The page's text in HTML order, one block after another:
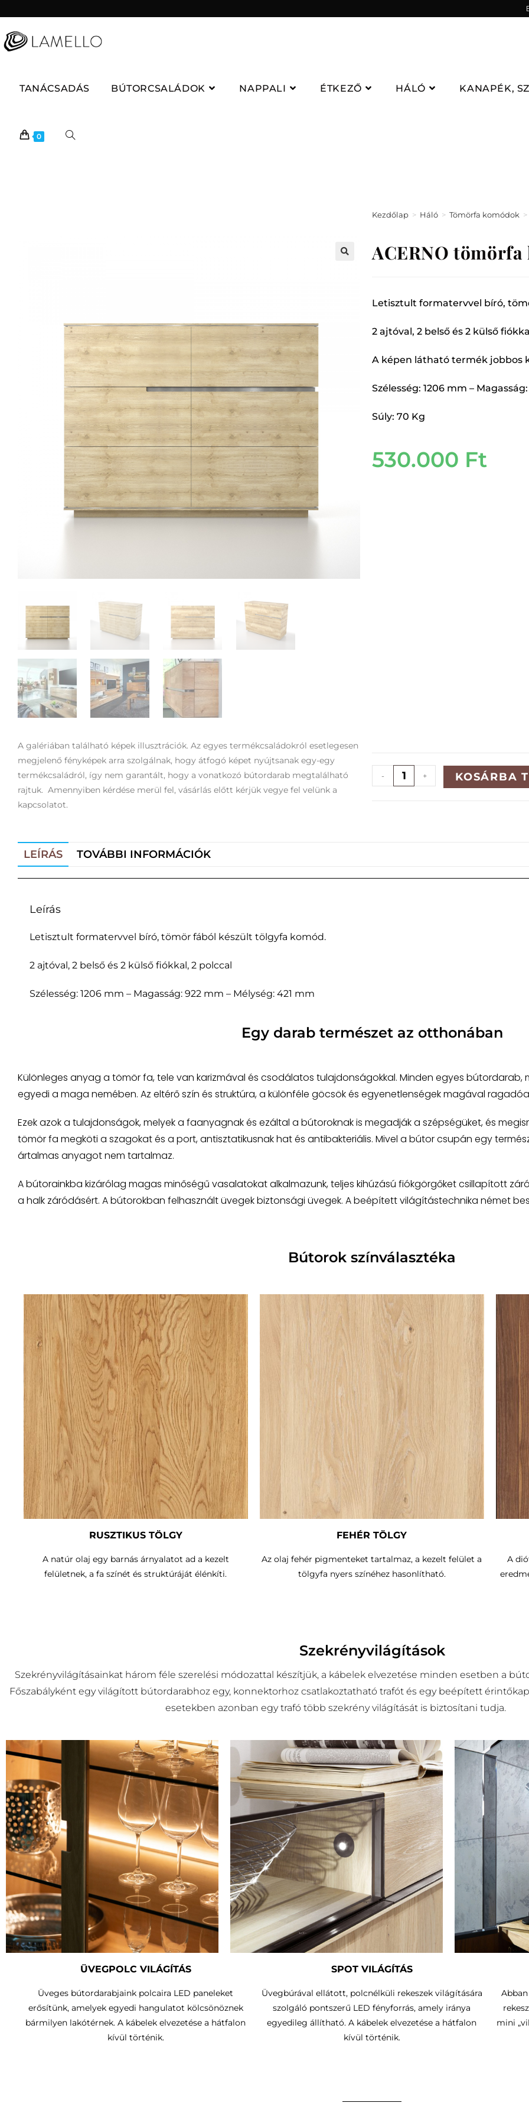
TANÁCSADÁS BÚTORCSALÁDOK NAPPALI ÉTKEZŐ HÁLÓ KANAPÉK,
0
Kezdőlap > Háló > Tömörfa komódok >
ACERNO tömörfa
A galériában található képek illusztrációk. Az egyes termékcsaládokról esetlegesen
megjelenő fényképek arra szolgálnak, hogy átfogó képet nyújtsanak egy-egy
termékcsaládról, így nem garantált, hogy a vonatkozó bútordarab megtalálható
rajtuk. Amennyiben kérdése merül fel, vásárlás előtt kérjük vegye fel velünk a
kapcsolatot.
Letisztult formatervvel bíró,
2 ajtóval, 2 belső és 2 külső
A képen látható termék jobbos
Szélesség: 1206 mm –
Súly: 70 Kg
530.000 Ft
- + KOSÁRBA
LEÍRÁS TOVÁBBI INFORMÁCIÓK
Leírás
Letisztult formatervvel bíró, tömör fából készült tölgyfa komód.
2 ajtóval, 2 belső és 2 külső fiókkal, 2 polccal
Szélesség: 1206 mm – Magasság: 922 mm – Mélység: 421 mm
Egy darab természet az otthonában
Különleges anyag a tömör fa, tele van karizmával és csodálatos tulajdonságokkal. Minden egyes bútordarab,
egyedi a maga nemében. Az eltérő szín és struktúra, a különféle göcsök és egyenetlenségek magával
Ezek azok a tulajdonságok, melyek a faanyagnak és ezáltal a bútoroknak is megadják a szépségüket, és
tömör fa megköti a szagokat és a port, antisztatikusnak hat és antibakteriális. Mivel a bútor csupán egy
ártalmas anyagot nem tartalmaz.
A bútorainkba kizárólag magas minőségű vasalatokat alkalmazunk, teljes kihúzású fiókgörgőket csillapított
a halk záródásért. A bútorokban felhasznált üvegek biztonsági üvegek. A beépített világítástechnika német
Bútorok színválasztéka
RUSZTIKUS TÖLGY
A natúr olaj egy barnás árnyalatot ad a kezelt
felületnek, a fa színét és struktúráját élénkíti.
FEHÉR TÖLGY
Az olaj fehér pigmenteket tartalmaz, a kezelt felület a
tölgyfa nyers színéhez hasonlítható.
A
Szekrényvilágítások
Szekrényvilágításainkat három féle szerelési módozattal készítjük, a kábelek elvezetése minden esetben a
Főszabályként egy világított bútordarabhoz egy, konnektorhoz csatlakoztatható trafót és egy beépített
esetekben azonban egy trafó több szekrény világítását is biztosítani tudja.
ÜVEGPOLC VILÁGÍTÁS
Üveges bútordarabjaink polcaira LED paneleket
erősítünk, amelyek egyedi hangulatot kölcsönöznek
bármilyen lakótérnek. A kábelek elvezetése a hátfalon
kívül történik.
SPOT VILÁGÍTÁS
Üvegbúrával ellátott, polcnélküli rekeszek világítására
szolgáló pontszerű LED fényforrás, amely iránya
egyedileg állítható.A kábelek elvezetése a hátfalon
kívül történik.
mini